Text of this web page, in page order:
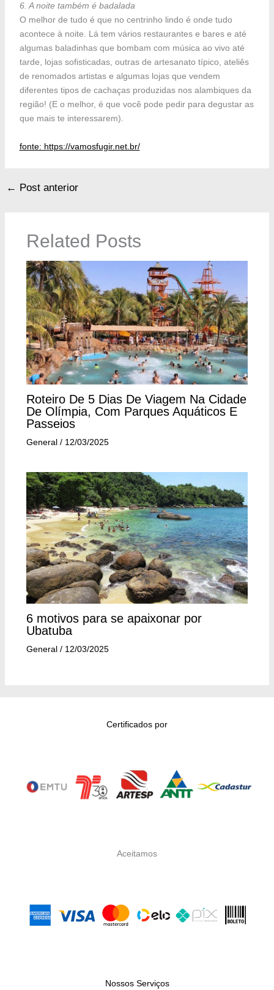
6. A noite também é badalada
O melhor de tudo é que no centrinho lindo é onde tudo
acontece à noite. Lá tem vários restaurantes e bares e até
algumas baladinhas que bombam com música ao vivo até
tarde, lojas sofisticadas, outras de artesanato típico, ateliês
de renomados artistas e algumas lojas que vendem
diferentes tipos de cachaças produzidas nos alambiques da
região! (E o melhor, é que você pode pedir para degustar as
que mais te interessarem).
fonte: https://vamosfugir.net.br/
← Post anterior
Related Posts
Roteiro De 5 Dias De Viagem Na Cidade
De Olímpia, Com Parques Aquáticos E
Passeios
General/ 12/03/2025
6 motivos para se apaixonar por
Ubatuba
General/ 12/03/2025
Certificados por
Aceitamos
Nossos Serviços